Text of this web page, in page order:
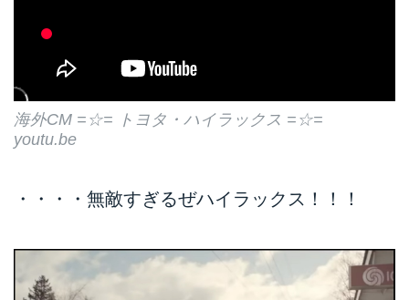
海外CM =☆= トヨタ・ハイラックス =☆=
youtu.be
・・・・無敵すぎるぜハイラックス！！！